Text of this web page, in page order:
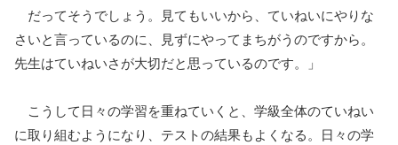
だってそうでしょう。見てもいいから、ていねいにやりな
さいと言っているのに、見ずにやってまちがうのですから。
先生はていねいさが大切だと思っているのです。」
こうして日々の学習を重ねていくと、学級全体のていねい
に取り組むようになり、テストの結果もよくなる。日々の学